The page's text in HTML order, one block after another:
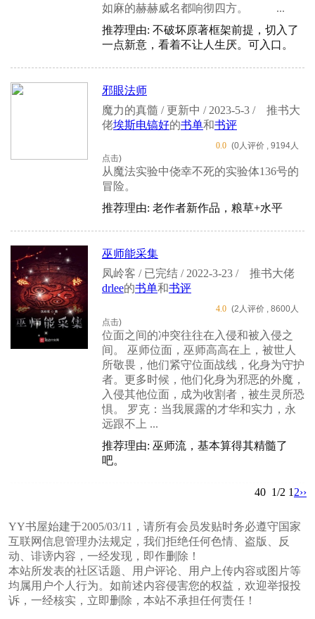
如麻的赫赫威名都响彻四方。 ...
推荐理由: 不破坏原著框架前提，切入了
一点新意，看着不让人生厌。可入口。
邪眼法师
魔力的真髓 / 更新中 / 2023-5-3 /
推书大
佬埃斯电镐好的书单和书评
0.0 (0人评价 , 9194人
点击)
从魔法实验中侥幸不死的实验体136号的
冒险。
推荐理由: 老作者新作品，粮草+水平
巫师能采集
凤岭客 / 已完结 / 2022-3-23 /
推书大佬
drlee的书单和书评
4.0 (2人评价 , 8600人
点击)
位面之间的冲突往往在入侵和被入侵之
间。 巫师位面，巫师高高在上，被世人
所敬畏，他们紧守位面战线，化身为守护
者。更多时候，他们化身为邪恶的外魔，
入侵其他位面，成为收割者，被生灵所恐
惧。 罗克：当我展露的才华和实力，永
远跟不上 ...
推荐理由: 巫师流，基本算得其精髓了
吧。
40 1/2 1 2››
YY书屋始建于2005/03/11，请所有会员发贴时务必遵守国家
互联网信息管理办法规定，我们拒绝任何色情、盗版、反
动、诽谤内容，一经发现，即作删除！
本站所发表的社区话题、用户评论、用户上传内容或图片等
均属用户个人行为。如前述内容侵害您的权益，欢迎举报投
诉，一经核实，立即删除，本站不承担任何责任！